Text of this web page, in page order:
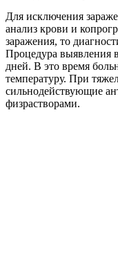
Для исключения
анализ крови и
заражения, то
Процедура выявления
дней. В это время
температуру. При
сильнодействующие
физрастворами.